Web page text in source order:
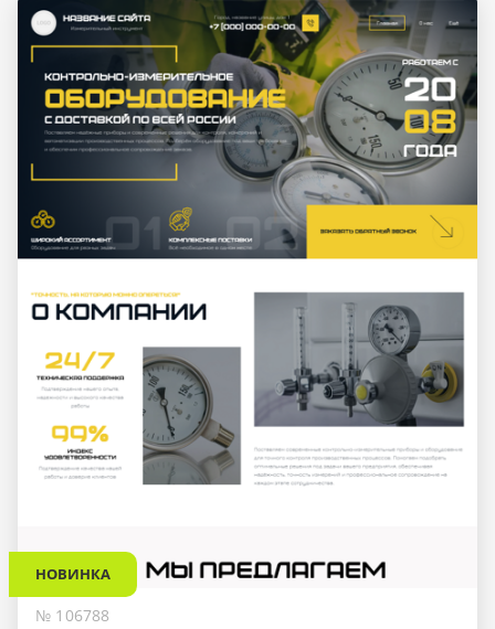
НОВИНКА
№ 106788